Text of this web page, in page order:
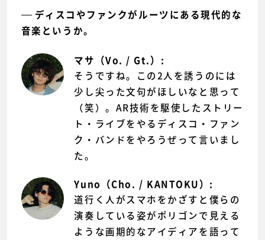
ディスコやファンクがルーツにある現代的な
音楽というか。
マサ（Vo. / Gt.）:
そうですね。この2人を誘うのには
少し尖った文句がほしいなと思って
（笑）。AR技術を駆使したストリー
ト・ライブをやるディスコ・ファン
ク・バンドをやろうぜって言いまし
た。
Yuno（Cho. / KANTOKU）:
道行く人がスマホをかざすと僕らの
演奏している姿がポリゴンで見える
ような画期的なアイディアを語って